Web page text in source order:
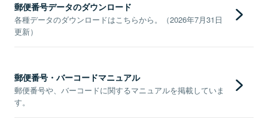
郵便番号データのダウンロード
各種データのダウンロードはこちらから。（2026年7月31日
更新）
郵便番号・バーコードマニュアル
郵便番号や、バーコードに関するマニュアルを掲載していま
す。